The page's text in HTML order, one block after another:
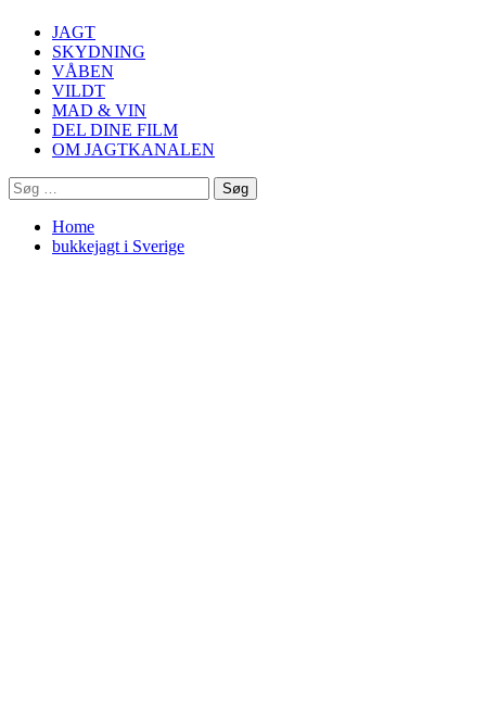
JAGT
SKYDNING
VÅBEN
VILDT
MAD & VIN
DEL DINE FILM
OM JAGTKANALEN
Søg
efter:
Home
bukkejagt i Sverige